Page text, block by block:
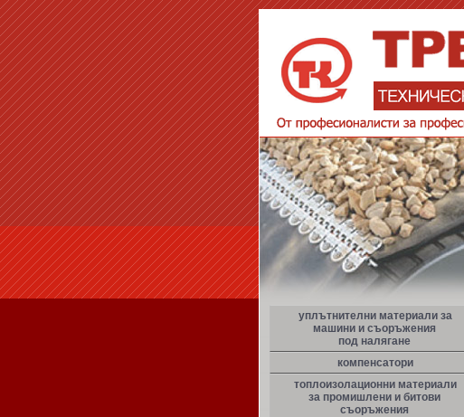
уплътнителни материали за
машини и съоръжения
под налягане
компенсатори
топлоизолационни материали
за промишлени и битови
съоръжения